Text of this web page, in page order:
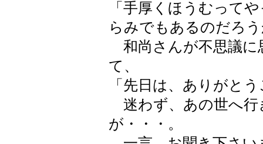
「手厚くほうむって
らみでもあるのだろ
和尚さんが不思議に
て、
「先日は、ありがと
迷わず、あの世へ行
が・・・。